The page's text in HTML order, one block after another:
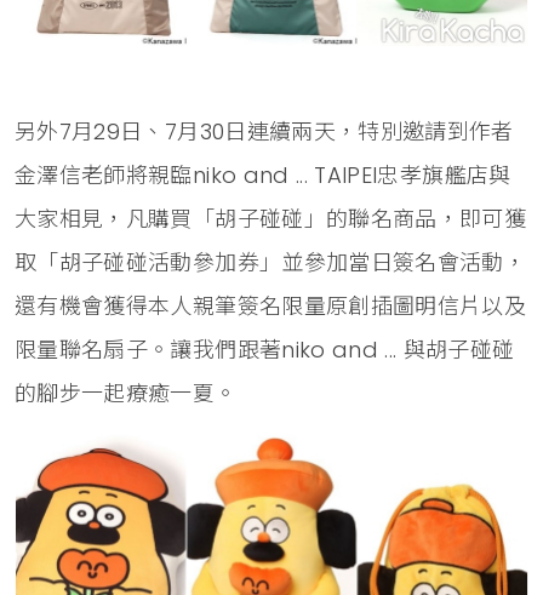
另外7月29日、7月30日連續兩天，特別邀請到作者
金澤信老師將親臨niko and ... TAIPEI忠孝旗艦店與
大家相見，凡購買「胡子碰碰」的聯名商品，即可獲
取「胡子碰碰活動參加券」並參加當日簽名會活動，
還有機會獲得本人親筆簽名限量原創插圖明信片以及
限量聯名扇子。讓我們跟著niko and ... 與胡子碰碰
的腳步一起療癒一夏。